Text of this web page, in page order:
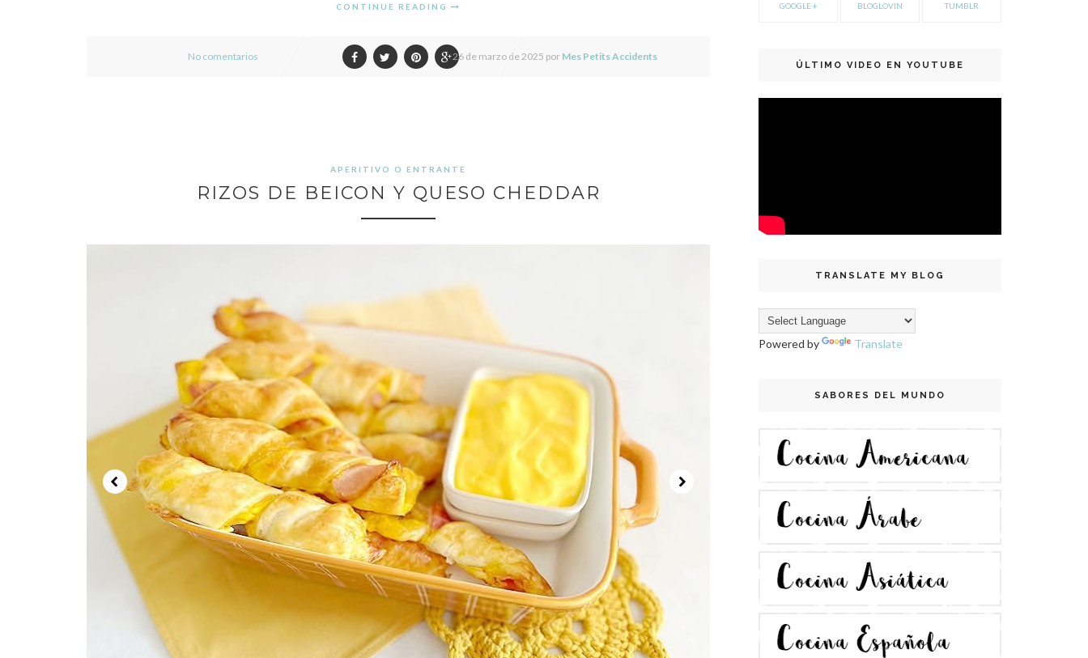
CONTINUE READING
No comentarios 26 de marzo de 2025 por Mes Petits Accidents
APERITIVO O ENTRANTE
RIZOS DE BEICON Y QUESO CHEDDAR
GOOGLE + BLOGLOVIN TUMBLR
ÚLTIMO VIDEO EN YOUTUBE
TRANSLATE MY BLOG
Powered by Translate
SABORES DEL MUNDO